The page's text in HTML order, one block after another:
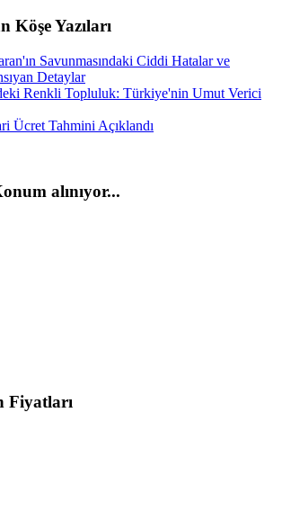
Köşe Yazıları
Savunmasındaki Ciddi Hatalar ve
Detaylar
Renkli Topluluk: Türkiye'nin Umut Verici
Ücret Tahmini Açıklandı
alınıyor...
Fiyatları